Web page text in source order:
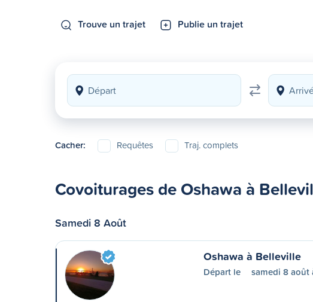
Trouve un trajet Publie un trajet
Cacher: Requêtes Traj. complets
Covoiturages de Oshawa à
Samedi 8 Août
Oshawa à Belleville
Départ le samedi 8 août